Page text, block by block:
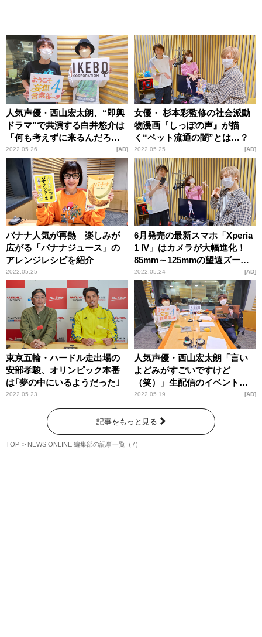
人気声優・西山宏太朗、“即興
ドラマ”で共演する白井悠介は
「何も考えずに来るんだろう
なって」
2022.05.26 AD
女優・ 杉本彩監修の社会派動
物漫画『しっぽの声』が描
く“ペット流通の闇”とは…？
2022.05.25 AD
バナナ人気が再熱 楽しみが
広がる「バナナジュース」の
アレンジレシピを紹介
2022.05.25
6月発売の最新スマホ「Xperia
1 IV」はカメラが大幅進化！
85mm～125mmの望遠ズーム
や”一眼ゆずり”のリアルタイ
ム瞳AFも
2022.05.24 AD
東京五輪・ハードル走出場の
安部孝駿、オリンピック本番
は｢夢の中にいるようだった｣
2022.05.23
人気声優・西山宏太朗「言い
よどみがすごいですけど
（笑）」生配信のイベント内
容発表で爆笑
2022.05.19 AD
記事をもっと見る
TOP NEWS ONLINE 編集部の記事一覧（7）